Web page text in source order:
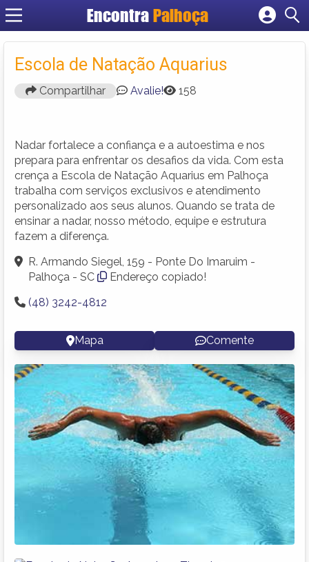
EncontraPalhoça
Cadastrar empresa
Fazer login
Criar conta
Escola de Natação Aquarius
Compartilhar Avalie! 158
Nadar fortalece a confiança e a autoestima e nos
prepara para enfrentar os desafios da vida. Com esta
crença a Escola de Natação Aquarius em Palhoça
trabalha com serviços exclusivos e atendimento
personalizado aos seus alunos. Quando se trata de
ensinar a nadar, nosso método, equipe e estrutura
fazem a diferença.
R. Armando Siegel, 159 - Ponte Do Imaruim -
Palhoça - SC
Endereço copiado!
(48) 3242-4812
Mapa Comente